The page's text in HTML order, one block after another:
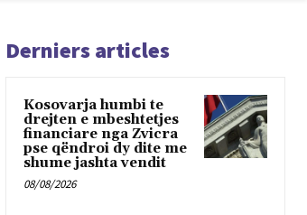
Derniers articles
Kosovarja humbi te
drejten e mbeshtetjes
financiare nga Zvicra
pse qëndroi dy dite me
shume jashta vendit
08/08/2026